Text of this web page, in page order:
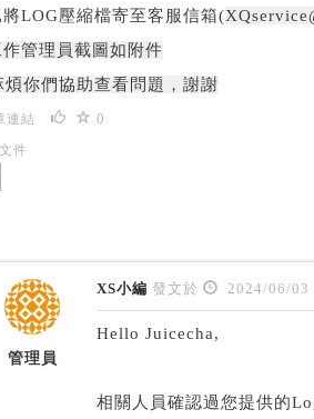
LOG壓縮檔寄至客服信箱(
管理員截圖如附件
煩你們協助查看問題，謝謝
連結 0
件
管理員
XS小編 發文於 2024/06/03
Hello Juicecha,
相關人員確認過您提供的